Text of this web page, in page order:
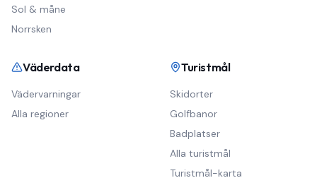
Sol & måne
Norrsken
Väderdata
Vädervarningar
Alla regioner
Turistmål
Skidorter
Golfbanor
Badplatser
Alla turistmål
Turistmål-karta